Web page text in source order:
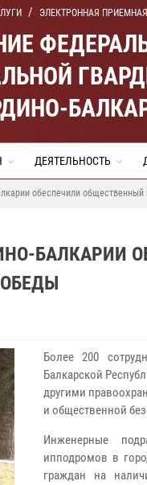
ЭЛЕКТРОННАЯ ПРИЕМНАЯ
ДЕЯТЕЛЬНОСТЬ
обеспечили
БАЛКАРИИ
Более 200
Балкарской
другими
и общественной
Инженерные
ипподромов в
граждан на